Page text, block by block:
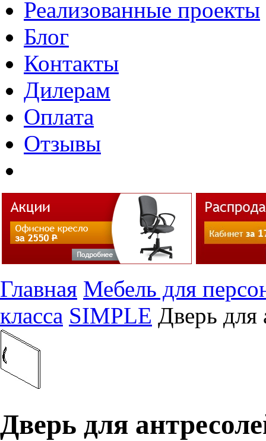
Реализованные проекты
Блог
Контакты
Дилерам
Оплата
Отзывы
Главная Мебель для
класса SIMPLE Дверь для
Дверь для